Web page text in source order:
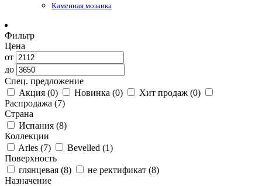
Каменная мозаика
Фильтр
Цена
от
до
Спец. предложение
Акция (0) Новинка (0) Хит продаж (0)
Распродажа (7)
Страна
Испания (8)
Коллекции
Arles (7) Bevelled (1)
Поверхность
глянцевая (8) не ректификат (8)
Назначение